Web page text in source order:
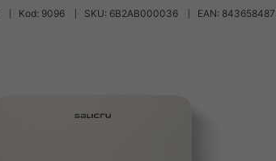
Kod: 9096 SKU: 6B2AB000036 EAN: